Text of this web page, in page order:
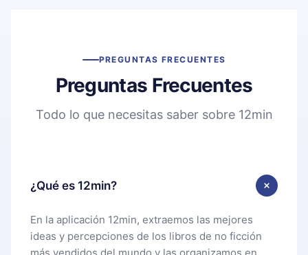
PREGUNTAS FRECUENTES
Preguntas Frecuentes
Todo lo que necesitas saber sobre 12min
¿Qué es 12min?
En la aplicación 12min, extraemos las mejores
ideas y percepciones de los libros de no ficción